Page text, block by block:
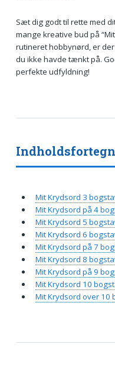
Sæt dig godt til rette med
mange kreative bud på
rutineret hobbynørd, er
du ikke havde tænkt på.
perfekte udfyldning!
Mit Krydsord 3
Mit Krydsord på 4
Mit Krydsord 5
Mit Krydsord 6
Mit Krydsord på 7
Mit Krydsord 8
Mit Krydsord på 9
Mit Krydsord 10
Mit Krydsord over 10